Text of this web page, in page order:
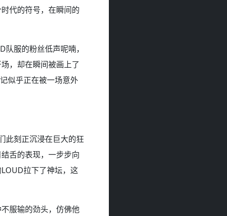
代的符号，在瞬间的
服的粉丝低声呢喃，
，却在瞬间被画上了
似乎正在被一场意外
此刻正沉浸在巨大的狂
舌的表现，一步步向
拉下了神坛，这
服输的劲头，仿佛他